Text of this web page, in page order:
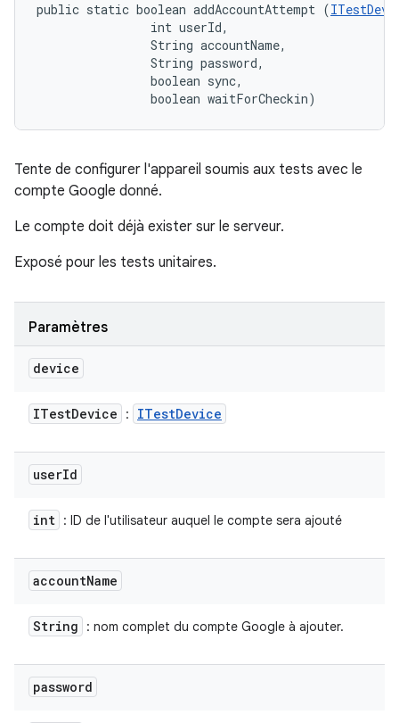
public static boolean addAccountAttempt (
                int userId,
                String accountName,
                String password,
                boolean sync,
                boolean waitForCheckin)
Tente de configurer l'appareil soumis aux tests avec le
compte Google donné.
Le compte doit déjà exister sur le serveur.
Exposé pour les tests unitaires.
Paramètres
device
ITestDevice : ITestDevice
userId
int : ID de l'utilisateur auquel le compte sera ajouté
accountName
String : nom complet du compte Google à ajouter.
password